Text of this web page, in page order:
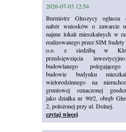
2026-07-03 12:54
Burmistrz Głuszycy ogłasza
nabór wniosków o zawarcie
najmu lokali mieszkalnych w
realizowanego przez SIM Sudety
o.o. z siedzibą w
przedsięwzięcia
budowlanego
budowie budynku
wielorodzinnego na
gruntowej oznaczonej
jako działka nr 90/2, obręb
2, położonej przy ul. Dolnej.
czytaj więcej